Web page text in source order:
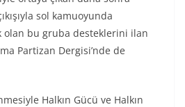
sol kamuoyunda
olan bu gruba desteklerini ilan
Partizan Dergisi’nde de
Halkın Gücü ve Halkın